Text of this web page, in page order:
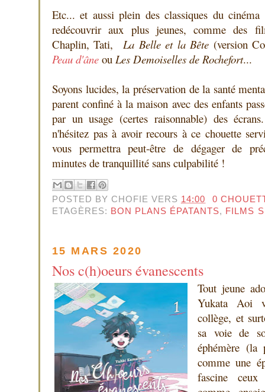
Etc... et aussi plein des classiques du
redécouvrir aux plus jeunes, comme des
Chaplin, Tati, La Belle et la Bête (version
Peau d'âne ou Les Demoiselles de Rochefort...
Soyons lucides, la préservation de la santé
parent confiné à la maison avec des enfants
par un usage (certes raisonnable) des
n'hésitez pas à avoir recours à ce chouette
vous permettra peut-être de dégager de
minutes de tranquillité sans culpabilité !
POSTED BY CHOFIE VERS 14:00
0
ETAGÈRES: BON PLANS ÉPATANTS, FILMS
15 MARS 2020
Nos c(h)oeurs évanescents
Tout jeune
Yukata Aoi
collège, et
sa voie de
éphémère (la
comme une
fascine ceux